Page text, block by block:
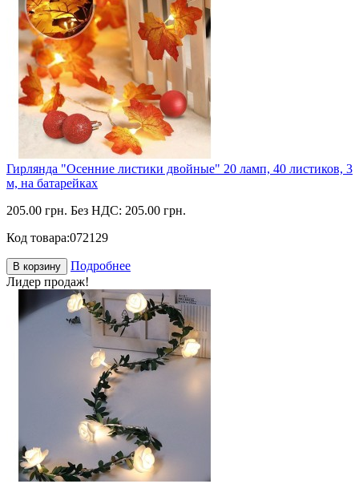
Гирлянда "Осенние листики двойные" 20 ламп, 40 листиков, 3
м, на батарейках
205.00 грн. Без НДС: 205.00 грн.
Код товара:072129
В корзину
Подробнее
Лидер продаж!